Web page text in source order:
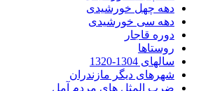
دهه چهل خورشیدی
دهه سی خورشیدی
دوره قاجار
روستاها
سالهای 1304-1320
شهرهای دیگر مازندران
ضرب المثل های مردم آمل